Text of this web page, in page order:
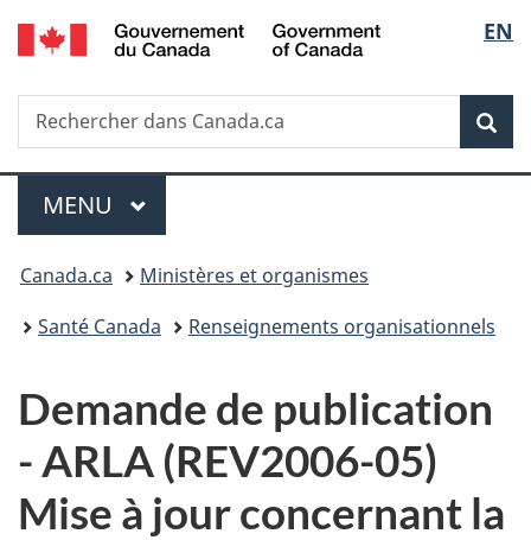
Passer
au
principal
Passer
à
Au
du
Passer
à
version
simplifiée
de
la
EN
Recherche
Rechercher
dans
Menu
MENU PRINCIPAL
Vous
êtes
Canada.ca
Ministères et organismes
Santé Canada
Renseignements organisationnels
D
e
m
Demande de publication
- ARLA (REV2006-05)
Mise à jour concernant la